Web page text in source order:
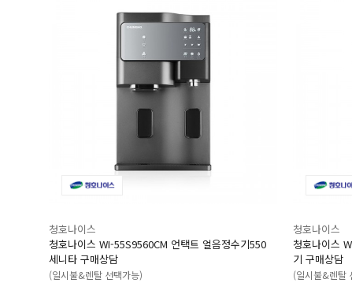
청호나이스
청호나이스 WI-55S9560CM 언택트 얼음정수기550
세니타 구매상담
(일시불&렌탈 선택가능)
청호나이스
청호나이스
기 구매상담
(일시불&렌탈